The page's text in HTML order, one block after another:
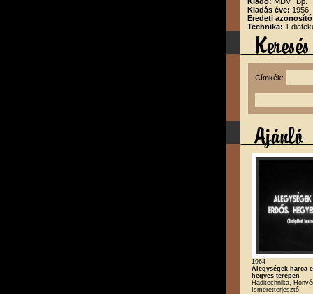
Kiadás éve: 1956
Eredeti
Technika: 1
Címkék:
1964
Alegységek harca
hegyes terepen
Haditechnika,
Ismeretterjesztő